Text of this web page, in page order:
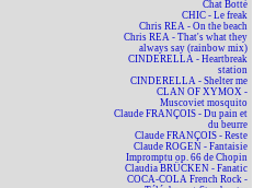
Chat Botté
CHIC - Le freak
Chris REA - On the beach
Chris REA - That's what they
always say (rainbow mix)
CINDERELLA - Heartbreak
station
CINDERELLA - Shelter me
CLAN OF XYMOX -
Muscoviet mosquito
Claude FRANÇOIS - Du pain et
du beurre
Claude FRANÇOIS - Reste
Claude ROGEN - Fantaisie
Impromptu op. 66 de Chopin
Claudia BRÜCKEN - Fanatic
COCA-COLA French Rock -